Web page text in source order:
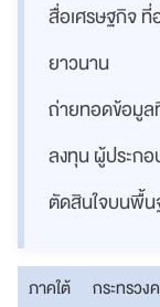
สื่อเศรษฐกิจ ที่
ยาวนาน
ถ่ายทอดข้อมูล
ลงทุน ผู้ประก
ตัดสินใจบนพื้น
ภาคใต้ กระทรวง